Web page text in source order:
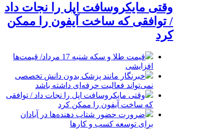
وقتی مایکروسافت اپل را نجات داد
/ توافقی که ساخت آیفون را ممکن
کرد
قیمت طلا و سکه شنبه 17 مرداد/ قیمت‌ها
افزایشی
خبرنگار مانند پزشک بدون دانش تخصصی
نمی‌تواند فعالیت حرفه‌ای داشته باشد
وقتی مایکروسافت اپل را نجات داد / توافقی
که ساخت آیفون را ممکن کرد
ضرورت حضور شتاب ‌دهنده‌ها در آبادان
برای توسعه کسب‌ و کارها